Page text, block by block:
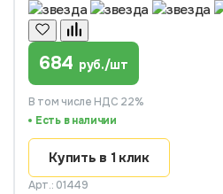
684 руб./шт
В том числе НДС 22%
Есть в наличии
Купить в 1 клик
Арт.: 01449